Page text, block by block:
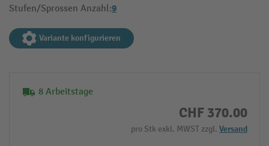
Stufen/Sprossen Anzahl:9
Variante konfigurieren
8 Arbeitstage
CHF 370.00
pro Stk exkl. MWST zzgl. Versand